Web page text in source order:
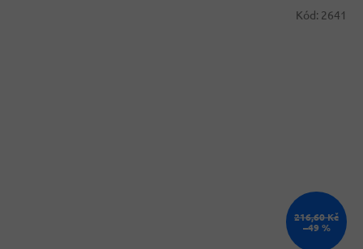
216,60 Kč
–49 %
Kód: 2641